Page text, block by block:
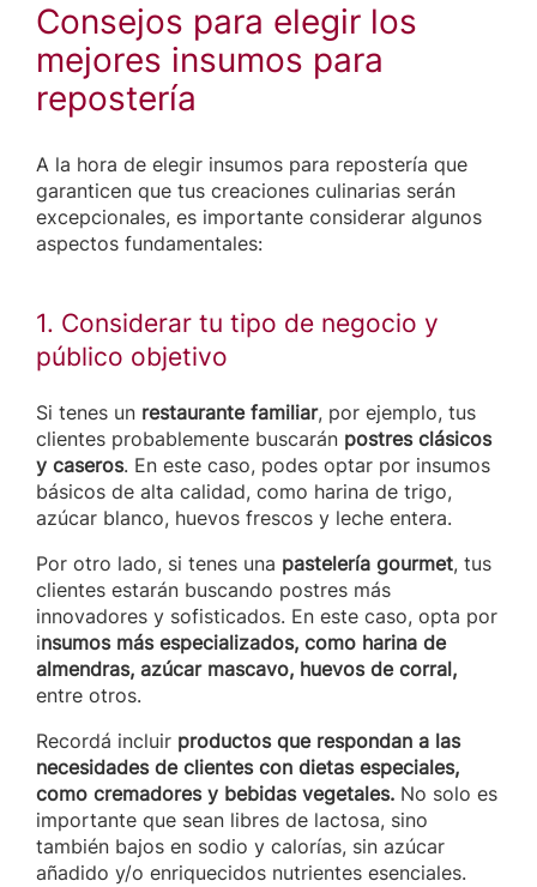
Consejos para elegir los
mejores insumos para
repostería
A la hora de elegir insumos para repostería que
garanticen que tus creaciones culinarias serán
excepcionales, es importante considerar algunos
aspectos fundamentales:
1. Considerar tu tipo de negocio y
público objetivo
Si tenes un restaurante familiar, por ejemplo, tus
clientes probablemente buscarán postres clásicos
y caseros. En este caso, podes optar por insumos
básicos de alta calidad, como harina de trigo,
azúcar blanco, huevos frescos y leche entera.
Por otro lado, si tenes una pastelería gourmet, tus
clientes estarán buscando postres más
innovadores y sofisticados. En este caso, opta por
insumos más especializados, como harina de
almendras, azúcar mascavo, huevos de corral,
entre otros.
Recordá incluir productos que respondan a las
necesidades de clientes con dietas especiales,
como cremadores y bebidas vegetales. No solo es
importante que sean libres de lactosa, sino
también bajos en sodio y calorías, sin azúcar
añadido y/o enriquecidos nutrientes esenciales.